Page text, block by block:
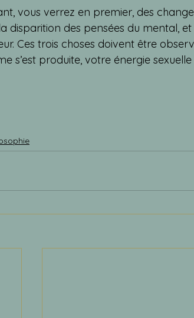
vous verrez en premier, des
disparition des pensées du mental,
Ces trois choses doivent être
s’est produite, votre énergie